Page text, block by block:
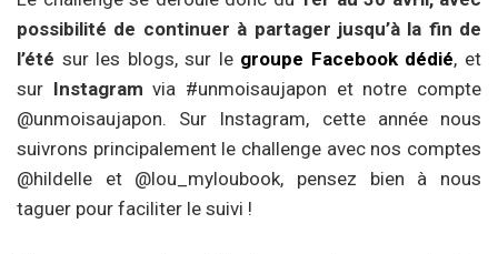
possibilité de continuer à partager jusqu’à la fin de
l’été sur les blogs, sur le groupe Facebook dédié, et
sur Instagram via #unmoisaujapon et notre compte
@unmoisaujapon. Sur Instagram, cette année nous
suivrons principalement le challenge avec nos comptes
@hildelle et @lou_myloubook, pensez bien à nous
taguer pour faciliter le suivi !